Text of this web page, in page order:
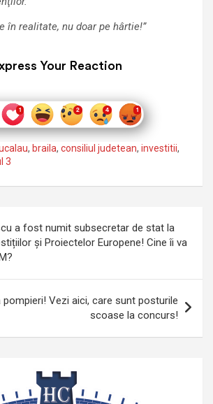
în realitate, nu doar pe hârtie!”
Your Reaction
, braila, consiliul judetean, investitii,
3
a fost numit subsecretar de stat la
și Proiectelor Europene! Cine îi va
pompieri! Vezi aici, care sunt posturile
scoase la concurs!